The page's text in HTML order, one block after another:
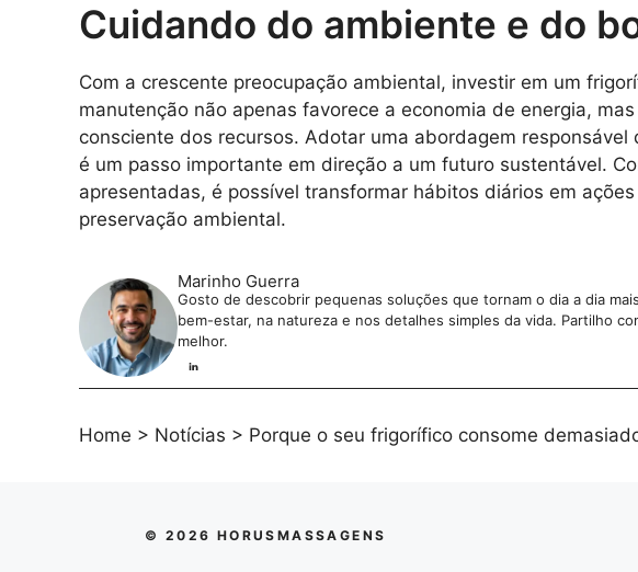
Cuidando do ambiente e do
Com a crescente preocupação ambiental, investir em um
manutenção não apenas favorece a economia de energia,
consciente dos recursos. Adotar uma abordagem
é um passo importante em direção a um futuro sustentável.
apresentadas, é possível transformar hábitos diários em
preservação ambiental.
Marinho Guerra
Gosto de descobrir pequenas soluções que tornam o dia a dia
bem-estar, na natureza e nos detalhes simples da vida. Partilho
melhor.
Home > Notícias > Porque o seu frigorífico consome
© 2026 HORUSMASSAGENS